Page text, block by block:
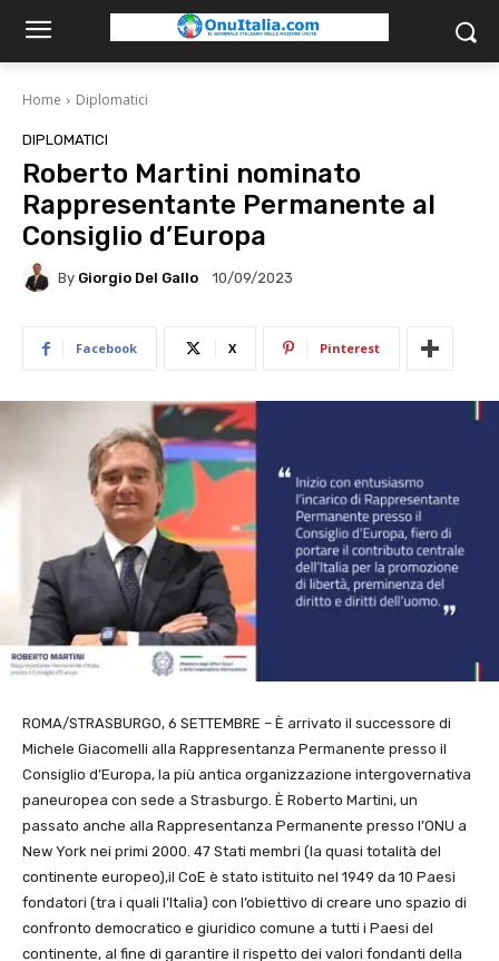
Home Diplomatici
DIPLOMATICI
Roberto Martini nominato
Rappresentante Permanente al
Consiglio d’Europa
By Giorgio Del Gallo 10/09/2023
Facebook X Pinterest
ROMA/STRASBURGO, 6 SETTEMBRE – È arrivato il successore di
Michele Giacomelli alla Rappresentanza Permanente presso il
Consiglio d’Europa, la più antica organizzazione intergovernativa
paneuropea con sede a Strasburgo. È Roberto Martini, un
passato anche alla Rappresentanza Permanente presso l’ONU a
New York nei primi 2000. 47 Stati membri (la quasi totalità del
continente europeo),il CoE è stato istituito nel 1949 da 10 Paesi
fondatori (tra i quali l’Italia) con l’obiettivo di creare uno spazio di
confronto democratico e giuridico comune a tutti i Paesi del
continente, al fine di garantire il rispetto dei valori fondanti della